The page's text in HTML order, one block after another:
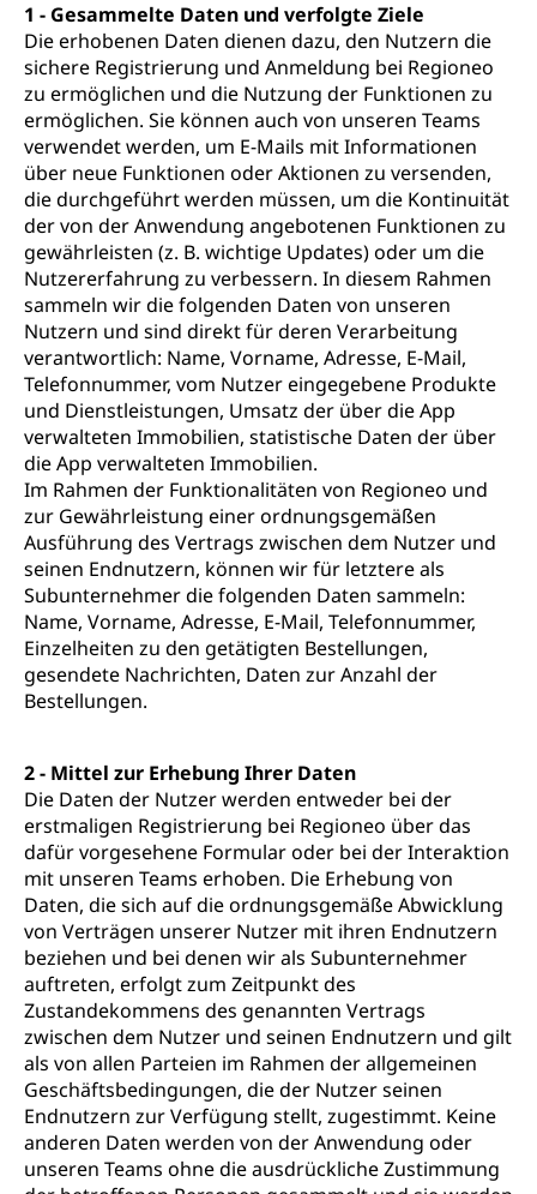
1 - Gesammelte Daten und verfolgte Ziele
Die erhobenen Daten dienen dazu, den Nutzern die
sichere Registrierung und Anmeldung bei Regioneo
zu ermöglichen und die Nutzung der Funktionen zu
ermöglichen. Sie können auch von unseren Teams
verwendet werden, um E-Mails mit Informationen
über neue Funktionen oder Aktionen zu versenden,
die durchgeführt werden müssen, um die Kontinuität
der von der Anwendung angebotenen Funktionen zu
gewährleisten (z. B. wichtige Updates) oder um die
Nutzererfahrung zu verbessern. In diesem Rahmen
sammeln wir die folgenden Daten von unseren
Nutzern und sind direkt für deren Verarbeitung
verantwortlich: Name, Vorname, Adresse, E-Mail,
Telefonnummer, vom Nutzer eingegebene Produkte
und Dienstleistungen, Umsatz der über die App
verwalteten Immobilien, statistische Daten der über
die App verwalteten Immobilien.
Im Rahmen der Funktionalitäten von Regioneo und
zur Gewährleistung einer ordnungsgemäßen
Ausführung des Vertrags zwischen dem Nutzer und
seinen Endnutzern, können wir für letztere als
Subunternehmer die folgenden Daten sammeln:
Name, Vorname, Adresse, E-Mail, Telefonnummer,
Einzelheiten zu den getätigten Bestellungen,
gesendete Nachrichten, Daten zur Anzahl der
Bestellungen.
2 - Mittel zur Erhebung Ihrer Daten
Die Daten der Nutzer werden entweder bei der
erstmaligen Registrierung bei Regioneo über das
dafür vorgesehene Formular oder bei der Interaktion
mit unseren Teams erhoben. Die Erhebung von
Daten, die sich auf die ordnungsgemäße Abwicklung
von Verträgen unserer Nutzer mit ihren Endnutzern
beziehen und bei denen wir als Subunternehmer
auftreten, erfolgt zum Zeitpunkt des
Zustandekommens des genannten Vertrags
zwischen dem Nutzer und seinen Endnutzern und gilt
als von allen Parteien im Rahmen der allgemeinen
Geschäftsbedingungen, die der Nutzer seinen
Endnutzern zur Verfügung stellt, zugestimmt. Keine
anderen Daten werden von der Anwendung oder
unseren Teams ohne die ausdrückliche Zustimmung